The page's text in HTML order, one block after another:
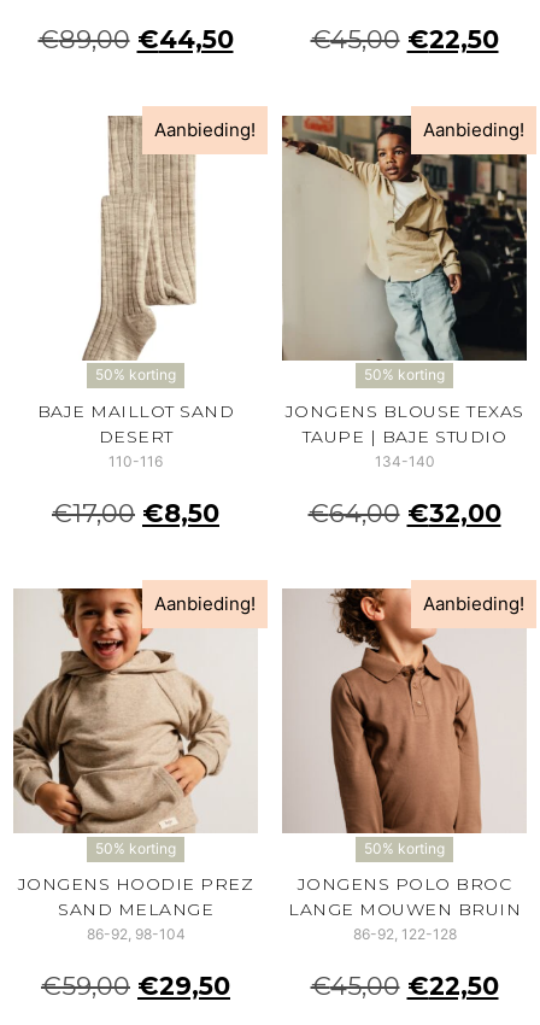
€89,00 €44,50 €45,00 €22,50
Aanbieding!
50% korting
BAJE MAILLOT SAND
DESERT
110-116
€17,00 €8,50
Aanbieding!
50% korting
JONGENS BLOUSE TEXAS
TAUPE | BAJE STUDIO
134-140
€64,00 €32,00
Aanbieding!
50% korting
JONGENS HOODIE PREZ
SAND MELANGE
86-92, 98-104
€59,00 €29,50
Aanbieding!
50% korting
JONGENS POLO BROC
LANGE MOUWEN BRUIN
86-92, 122-128
€45,00 €22,50